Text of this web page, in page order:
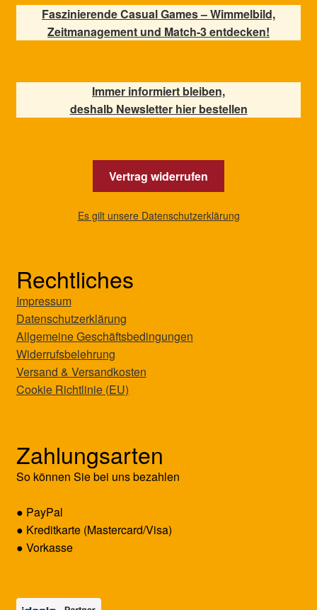
Faszinierende Casual Games – Wimmelbild,
Zeitmanagement und Match-3 entdecken!
Immer informiert bleiben,
deshalb Newsletter hier bestellen
Vertrag widerrufen
Es gilt unsere Datenschutzerklärung
Rechtliches
Impressum
Datenschutzerklärung
Allgemeine Geschäftsbedingungen
Widerrufsbelehrung
Versand & Versandkosten
Cookie Richtlinie (EU)
Zahlungsarten
So können Sie bei uns bezahlen
● PayPal
● Kreditkarte (Mastercard/Visa)
● Vorkasse